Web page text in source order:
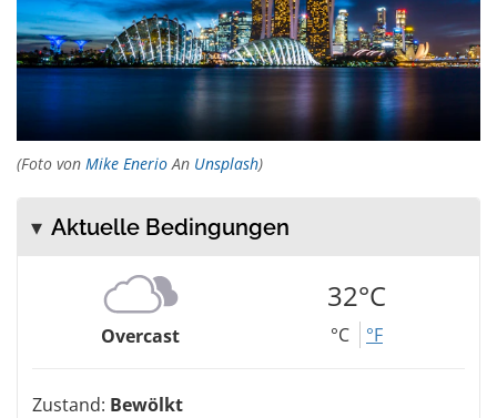
(Foto von Mike Enerio An Unsplash)
Aktuelle Bedingungen
Overcast
32°C
°C °F
Zustand: Bewölkt